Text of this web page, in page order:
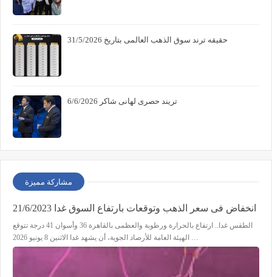
حقيقه ترند سوق الذهب العالمى بتاريخ 31/5/2026
تريند حصرى لهانى شاكر 6/6/2026
مشاركة مميزة
انخفاض فى سعر الذهب وتوقعات بارتفاع السوق غدا 21/6/2023
الطقس غدا.. ارتفاع بالحرارة ورطوبة والعظمى بالقاهرة 36 وأسوان 41 درجة تتوقع